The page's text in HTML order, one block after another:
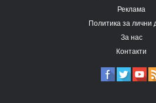
Реклама
Политика за лични
За нас
Контакти